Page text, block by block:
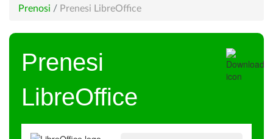
Prenosi / Prenesi LibreOffice
Prenesi
LibreOffice